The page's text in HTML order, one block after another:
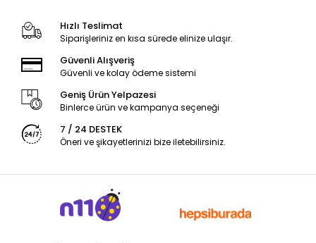
Hızlı Teslimat
Siparişleriniz en kısa sürede elinize ulaşır.
Güvenli Alışveriş
Güvenli ve kolay ödeme sistemi
Geniş Ürün Yelpazesi
Binlerce ürün ve kampanya seçeneği
7 / 24 DESTEK
Öneri ve şikayetlerinizi bize iletebilirsiniz.